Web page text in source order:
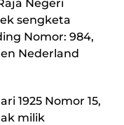
Negeri
sengketa
Nomor: 984,
Nederland
1925 Nomor 15,
milik